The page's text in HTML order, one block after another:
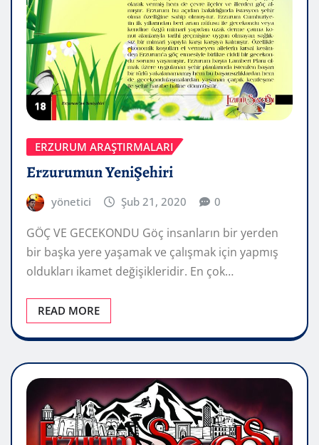
ERZURUM ARAŞTIRMALARI
Erzurumun YeniŞehiri
yönetici Şub 21, 2020 0
GÖÇ VE GECEKONDU Göç insanların bir yerden
bir başka yere yaşamak ve çalışmak için yapmış
oldukları ikamet değişikleridir. En çok…
READ MORE